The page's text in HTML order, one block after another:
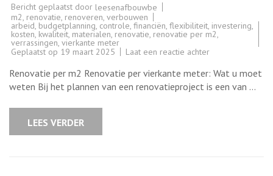
Bericht geplaatst door leesenafbouwbe
m2, renovatie, renoveren, verbouwen
arbeid, budgetplanning, controle, financiën, flexibiliteit, investering,
kosten, kwaliteit, materialen, renovatie, renovatie per m2,
verrassingen, vierkante meter
Geplaatst op 19 maart 2025 Laat een reactie achterop
voor
renovatie
per
vierkante
Renovatie per m2 Renovatie per vierkante meter: Wat u moet
weten Bij het plannen van een renovatieproject is een van …
LEES VERDER